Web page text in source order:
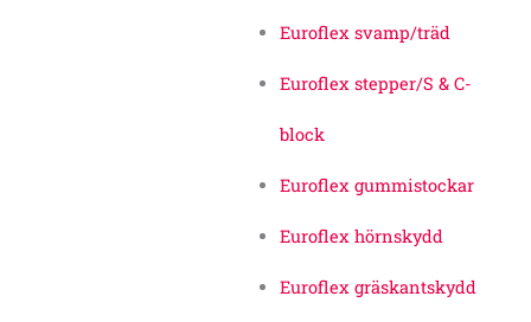
Euroflex svamp/träd
Euroflex stepper/S & C-
block
Euroflex gummistockar
Euroflex hörnskydd
Euroflex gräskantskydd